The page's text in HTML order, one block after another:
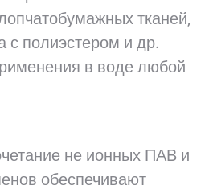
тканей,
с полиэстером и др.
в воде любой
не ионных ПАВ и
обеспечивают